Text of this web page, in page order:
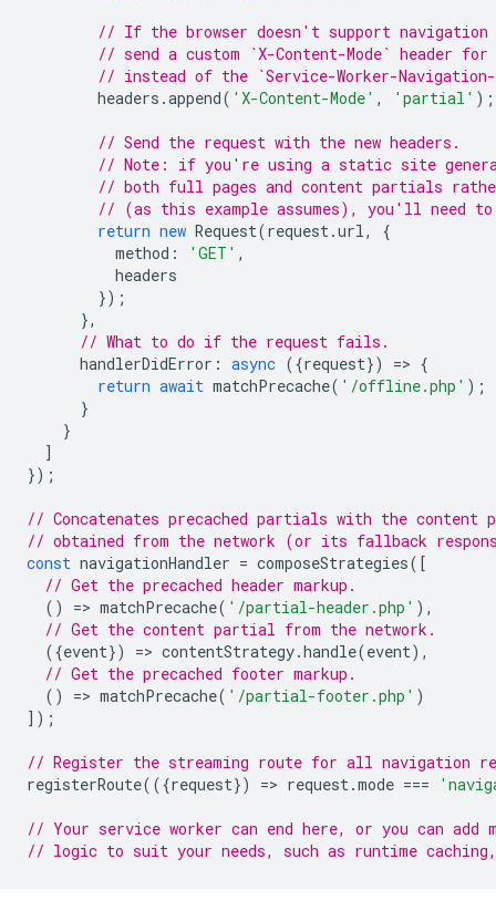
// If the browser doesn't support navigation
// send a custom `X-Content-Mode` header
// instead of the `Service-Worker-
headers .append( 'X-Content-Mode' , 'partial' );
// Send the request with the new headers.
// Note: if you're using a static site
// both full pages and content partials
// (as this example assumes), you'll need to
return new Request(request.url,
{
method : 'GET' ,
headers
});
},
// What to do if the request fails.
handlerDidError : async ({request}) => {
return await matchPrecache( '/offline.php' );
}
}
]
});
// Concatenates precached partials with the content
// obtained from the network (or its fallback
const navigationHandler = composeStrategies([
// Get the precached header markup.
()
=> matchPrecache( '/partial-header.php' ),
// Get the content partial from the network.
({event}) => contentStrategy.handle(event),
// Get the precached footer markup.
()
=> matchPrecache( '/partial-footer.php' )
]);
// Register the streaming route for all navigation
registerRoute(({request}) => request.mode ===
// Your service worker can end here, or you can add
// logic to suit your needs, such as runtime